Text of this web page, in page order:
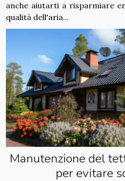
anche aiutarti a risparmiare
qualità dell'aria...
Manutenzione del
per evitare